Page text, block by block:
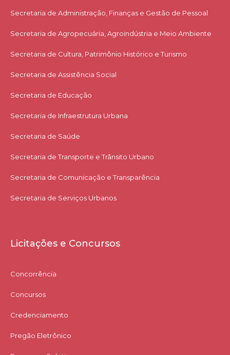
Secretaria de Administração, Finanças e Gestão de Pessoal
Secretaria de Agropecuária, Agroindústria e Meio Ambiente
Secretaria de Cultura, Patrimônio Histórico e Turismo
Secretaria de Assistência Social
Secretaria de Educação
Secretaria de Infraestrutura Urbana
Secretaria de Saúde
Secretaria de Transporte e Trânsito Urbano
Secretaria de Comunicação e Transparência
Secretaria de Serviços Urbanos
Licitações e Concursos
Concorrência
Concursos
Credenciamento
Pregão Eletrônico